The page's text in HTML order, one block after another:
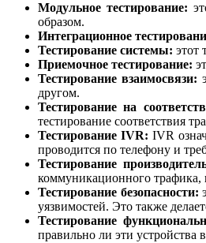
Модульное тестирование:
образом.
Интеграционное
Тестирование системы: этот
Приемочное тестирование:
Тестирование взаимосвязи:
другом.
Тестирование на
тестирование соответствия
Тестирование IVR: IVR
проводится по телефону и
Тестирование
коммуникационного
Тестирование безопасности:
уязвимостей. Это также
Тестирование
правильно ли эти